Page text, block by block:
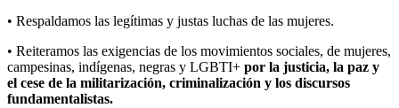
• Respaldamos las legítimas y justas luchas de las mujeres.
• Reiteramos las exigencias de los movimientos sociales, de mujeres,
campesinas, indígenas, negras y LGBTI+ por la justicia, la paz y
el cese de la militarización, criminalización y los discursos
fundamentalistas.